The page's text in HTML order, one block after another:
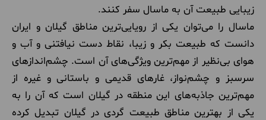
زیبایی طبیعت آن به ماسال سفر کنند.
ماسال را می‌توان یکی از رویایی‌ترین مناطق گیلان و ایران
دانست که طبیعت بکر و زیبا، نقاط دست نیافتنی و آب و
هوای بی‌نظیر از مهم‌ترین ویژگی‌های آن است. چشم‌اندازهای
سرسبز و چشم‌نواز، غارهای قدیمی و باستانی و غیره از
مهم‌ترین جاذبه‌های این منطقه در گیلان است که آن را به
یکی از بهترین مناطق طبیعت گردی در گیلان تبدیل کرده